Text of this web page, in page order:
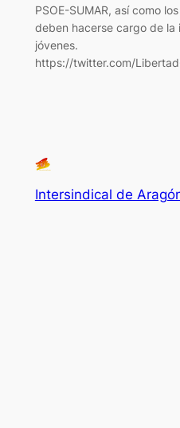
PSOE-SUMAR, así como
deben hacerse cargo de la
jóvenes.
https://twitter.com/
Intersindical de